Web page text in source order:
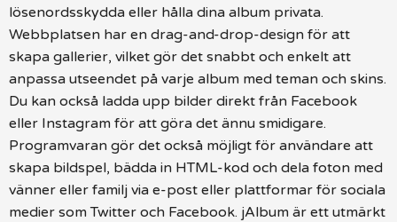
lösenordsskydda eller hålla dina album privata.
Webbplatsen har en drag-and-drop-design för att
skapa gallerier, vilket gör det snabbt och enkelt att
anpassa utseendet på varje album med teman och skins.
Du kan också ladda upp bilder direkt från Facebook
eller Instagram för att göra det ännu smidigare.
Programvaran gör det också möjligt för användare att
skapa bildspel, bädda in HTML-kod och dela foton med
vänner eller familj via e-post eller plattformar för sociala
medier som Twitter och Facebook. jAlbum är ett utmärkt